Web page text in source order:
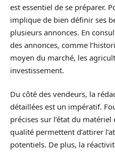
est essentiel de se préparer.
implique de bien définir ses
plusieurs annonces. En
des annonces, comme
moyen du marché, les
investissement.
Du côté des vendeurs, la
détaillées est un impératif.
précises sur l’état du
qualité permettent d’attirer
potentiels. De plus, la